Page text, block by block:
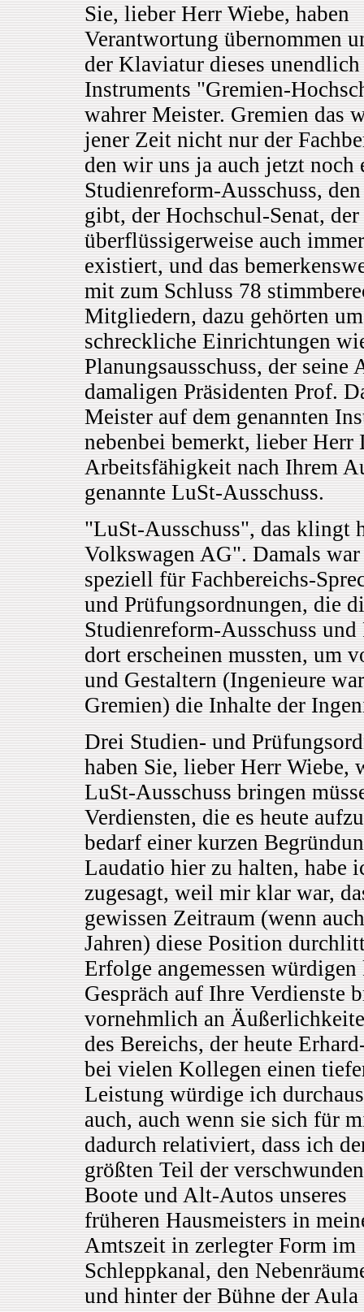
Sie, lieber Herr Wiebe, haben
Verantwortung übernommen
der Klaviatur dieses
Instruments "Gremien-
wahrer Meister. Gremien das
jener Zeit nicht nur der
den wir uns ja auch jetzt noch
Studienreform-Ausschuss,
gibt, der Hochschul-Senat, der
überflüssigerweise auch
existiert, und das
mit zum Schluss 78
Mitgliedern, dazu gehörten
schreckliche Einrichtungen
Planungsausschuss, der
damaligen Präsidenten Prof.
Meister auf dem genannten
nebenbei bemerkt, lieber Herr
Arbeitsfähigkeit nach Ihrem
genannte LuSt-Ausschuss.
"LuSt-Ausschuss", das klingt
Volkswagen AG". Damals
speziell für Fachbereichs-
und Prüfungsordnungen, die
Studienreform-Ausschuss und
dort erscheinen mussten, um
und Gestaltern (Ingenieure
Gremien) die Inhalte der
Drei Studien- und
haben Sie, lieber Herr Wiebe,
LuSt-Ausschuss bringen
Verdiensten, die es heute
bedarf einer kurzen
Laudatio hier zu halten, habe
zugesagt, weil mir klar war,
gewissen Zeitraum (wenn
Jahren) diese Position
Erfolge angemessen
Gespräch auf Ihre Verdienste
vornehmlich an
des Bereichs, der heute
bei vielen Kollegen einen
Leistung würdige ich durchaus
auch, auch wenn sie sich für
dadurch relativiert, dass ich
größten Teil der
Boote und Alt-Autos unseres
früheren Hausmeisters in
Amtszeit in zerlegter Form im
Schleppkanal, den
und hinter der Bühne der Aula